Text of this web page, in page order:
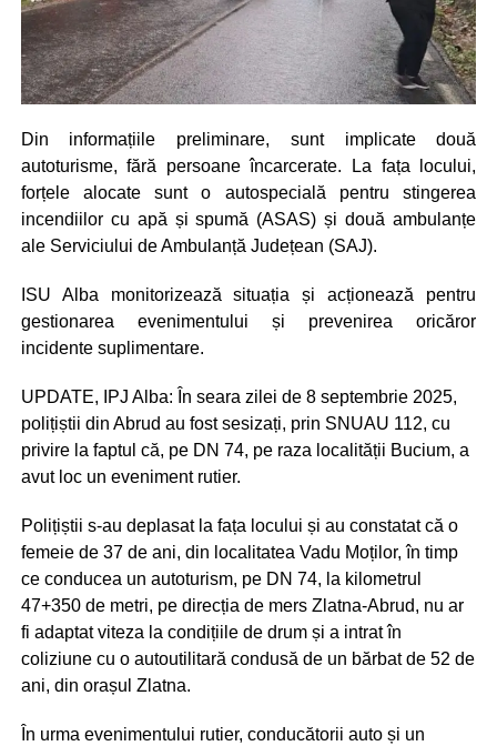
Din informațiile preliminare, sunt implicate două
autoturisme, fără persoane încarcerate. La fața locului,
forțele alocate sunt o autospecială pentru stingerea
incendiilor cu apă și spumă (ASAS) și două ambulanțe
ale Serviciului de Ambulanță Județean (SAJ).
ISU Alba monitorizează situația și acționează pentru
gestionarea evenimentului și prevenirea oricăror
incidente suplimentare.
UPDATE, IPJ Alba: În seara zilei de 8 septembrie 2025,
polițiștii din Abrud au fost sesizați, prin SNUAU 112, cu
privire la faptul că, pe DN 74, pe raza localității Bucium, a
avut loc un eveniment rutier.
Polițiștii s-au deplasat la fața locului și au constatat că o
femeie de 37 de ani, din localitatea Vadu Moților, în timp
ce conducea un autoturism, pe DN 74, la kilometrul
47+350 de metri, pe direcția de mers Zlatna-Abrud, nu ar
fi adaptat viteza la condițiile de drum și a intrat în
coliziune cu o autoutilitară condusă de un bărbat de 52 de
ani, din orașul Zlatna.
În urma evenimentului rutier, conducătorii auto și un